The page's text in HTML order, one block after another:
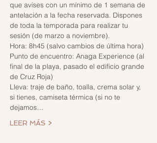
que avises con un mínimo de 1 semana de
antelación a la fecha reservada. Dispones
de toda la temporada para realizar tu
sesión (de marzo a noviembre).
Hora: 8h45 (salvo cambios de última hora)
Punto de encuentro: Anaga Experience (al
final de la playa, pasado el edificio grande
de Cruz Roja)
Lleva: traje de baño, toalla, crema solar y,
si tienes, camiseta térmica (si no te
dejamos…
LEER MÁS >